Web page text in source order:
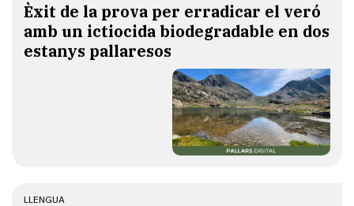
Èxit de la prova per erradicar el veró
amb un ictiocida biodegradable en dos
estanys pallaresos
LLENGUA